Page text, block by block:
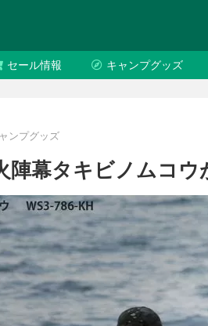
セール情報 キャンプグッズ
ンプグッズ
陣幕タキビノムコ